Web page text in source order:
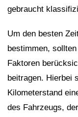
gebraucht
Um den besten
bestimmen,
Faktoren
beitragen. Hierbei
Kilometerstand
des Fahrzeugs,